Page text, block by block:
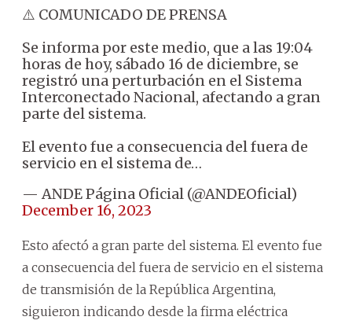
⚠️ COMUNICADO DE PRENSA
Se informa por este medio, que a las 19:04
horas de hoy, sábado 16 de diciembre, se
registró una perturbación en el Sistema
Interconectado Nacional, afectando a gran
parte del sistema.
El evento fue a consecuencia del fuera de
servicio en el sistema de…
— ANDE Página Oficial (@ANDEOficial)
December 16, 2023
Esto afectó a gran parte del sistema. El evento fue
a consecuencia del fuera de servicio en el sistema
de transmisión de la República Argentina,
siguieron indicando desde la firma eléctrica